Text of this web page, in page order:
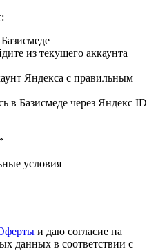
из текущего аккаунта
Яндекса с правильным
в Базисмеде через Яндекс ID
условия
и даю согласие на
данных в соответствии с